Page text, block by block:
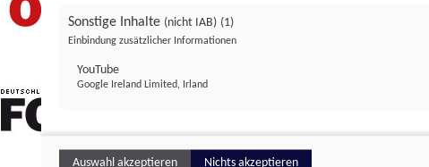
FONDS professionell
Sonstige Inhalte (nicht IAB) (1)
Einbindung zusätzlicher Informationen
YouTube
Google Ireland Limited, Irland
Auswahl akzeptieren Nichts akzeptieren